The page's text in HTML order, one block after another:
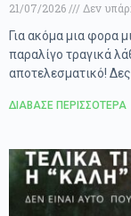
21/07/2026
Δεν
Για ακόμα μια φορα
παραλίγο τραγικά
αποτελεσματικό!
ΔΙΑΒΑΣΕ ΠΕΡΙΣΣΟΤΕΡΑ